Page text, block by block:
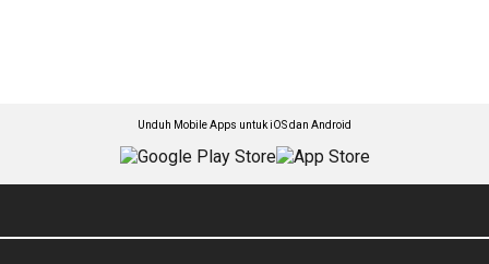
Unduh Mobile Apps untuk iOS dan Android